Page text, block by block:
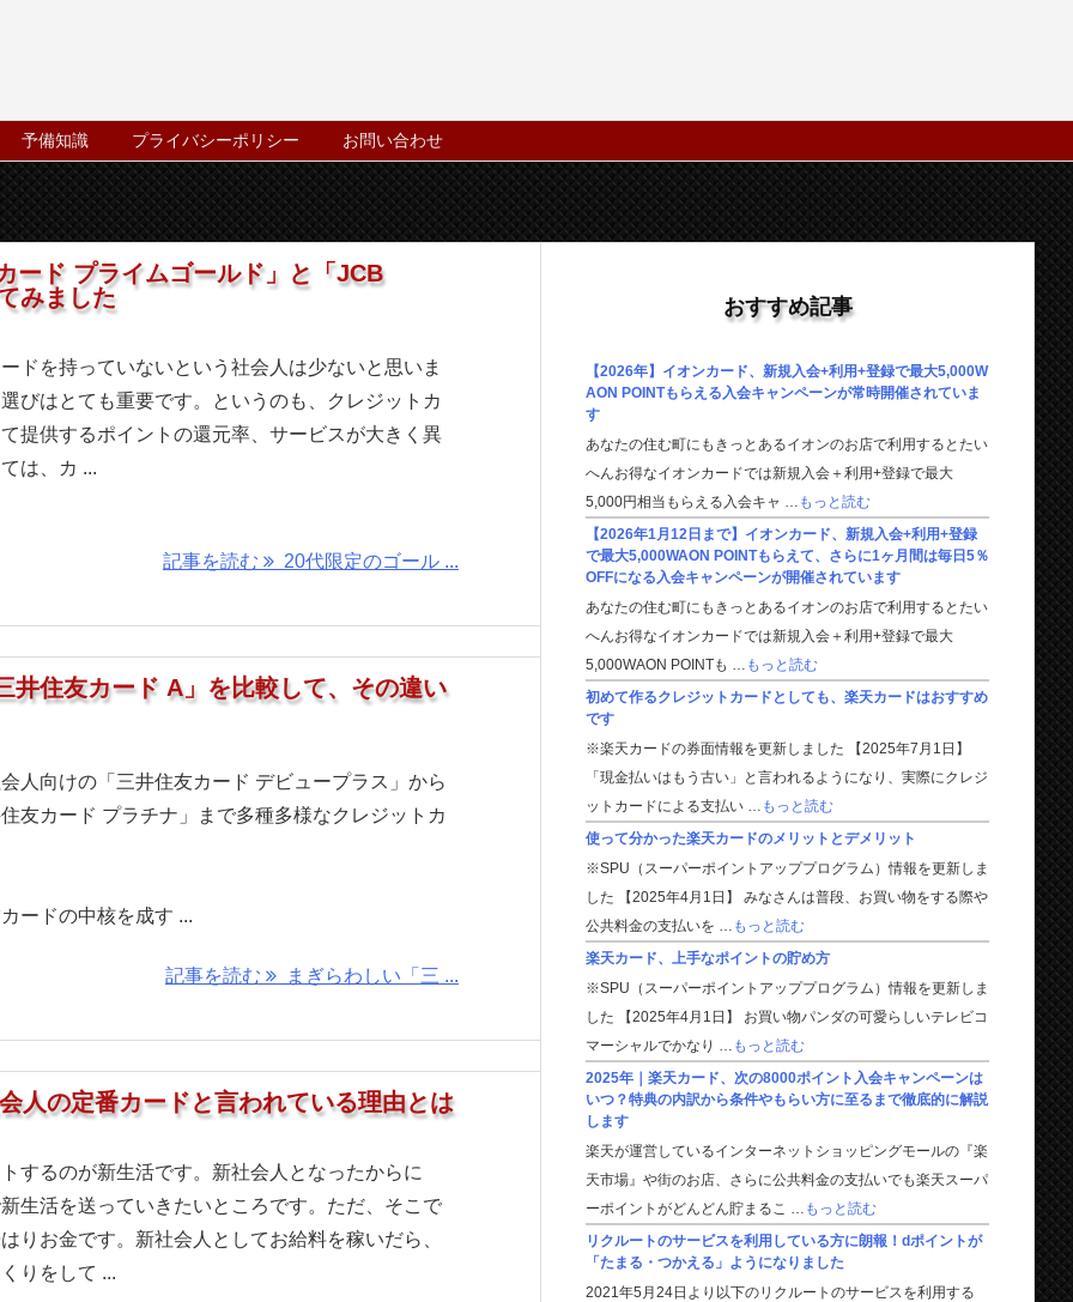
予備知識 プライバシーポリシー お問い合わせ
ード プライムゴールド」と「JCB
みました
ドを持っていないという社会人は少ないと思いま
びはとても重要です。というのも、クレジットカ
提供するポイントの還元率、サービスが大きく異
は、カ ...
記事を読む 20代限定のゴール ...
井住友カード A」を比較して、その違い
人向けの「三井住友カード デビュープラス」から
友カード プラチナ」まで多種多様なクレジットカ
ードの中核を成す ...
記事を読む まぎらわしい「三 ...
人の定番カードと言われている理由とは
するのが新生活です。新社会人となったからに
生活を送っていきたいところです。ただ、そこで
りお金です。新社会人としてお給料を稼いだら、
りをして ...
おすすめ記事
【2026年】イオンカード、新規入会+利用+登録で最大5,000W
AON POINTもらえる入会キャンペーンが常時開催されていま
す
あなたの住む町にもきっとあるイオンのお店で利用するとたい
へんお得なイオンカードでは新規入会＋利用+登録で最大
5,000円相当もらえる入会キャ …
もっと読む
【2026年1月12日まで】イオンカード、新規入会+利用+登録
で最大5,000WAON POINTもらえて、さらに1ヶ月間は毎日5％
OFFになる入会キャンペーンが開催されています
あなたの住む町にもきっとあるイオンのお店で利用するとたい
へんお得なイオンカードでは新規入会＋利用+登録で最大
5,000WAON POINTも …
もっと読む
初めて作るクレジットカードとしても、楽天カードはおすすめ
です
※楽天カードの券面情報を更新しました 【2025年7月1日】
「現金払いはもう古い」と言われるようになり、実際にクレジ
ットカードによる支払い …
もっと読む
使って分かった楽天カードのメリットとデメリット
※SPU（スーパーポイントアッププログラム）情報を更新しま
した 【2025年4月1日】 みなさんは普段、お買い物をする際や
公共料金の支払いを …
もっと読む
楽天カード、上手なポイントの貯め方
※SPU（スーパーポイントアッププログラム）情報を更新しま
した 【2025年4月1日】 お買い物パンダの可愛らしいテレビコ
マーシャルでかなり …
もっと読む
2025年｜楽天カード、次の8000ポイント入会キャンペーンは
いつ？特典の内訳から条件やもらい方に至るまで徹底的に解説
します
楽天が運営しているインターネットショッピングモールの『楽
天市場』や街のお店、さらに公共料金の支払いでも楽天スーパ
ーポイントがどんどん貯まるこ …
もっと読む
リクルートのサービスを利用している方に朗報！dポイントが
「たまる・つかえる」ようになりました
2021年5月24日より以下のリクルートのサービスを利用する